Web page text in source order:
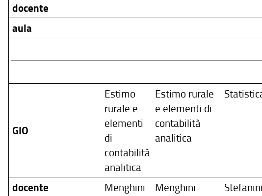
docente
aula
GIO
Estimo
rurale e
elementi
di
contabilità
analitica
Estimo rurale
e elementi di
contabilità
analitica
docente Menghini Menghini Stefanini